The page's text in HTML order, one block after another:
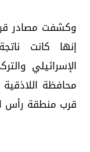
وكشفت مصادر
إنها كانت
الإسرائيلي
محافظة
قرب منطقة رأس